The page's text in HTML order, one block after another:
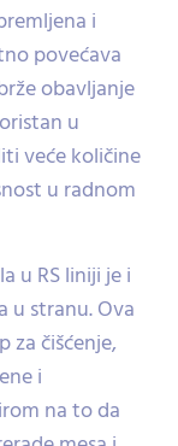
i
povećava
obavljanje
u
veće količine
u radnom
u RS liniji je i
u stranu. Ova
čišćenje,
i
na to da